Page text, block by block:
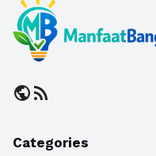
publicrss_feed
Categories